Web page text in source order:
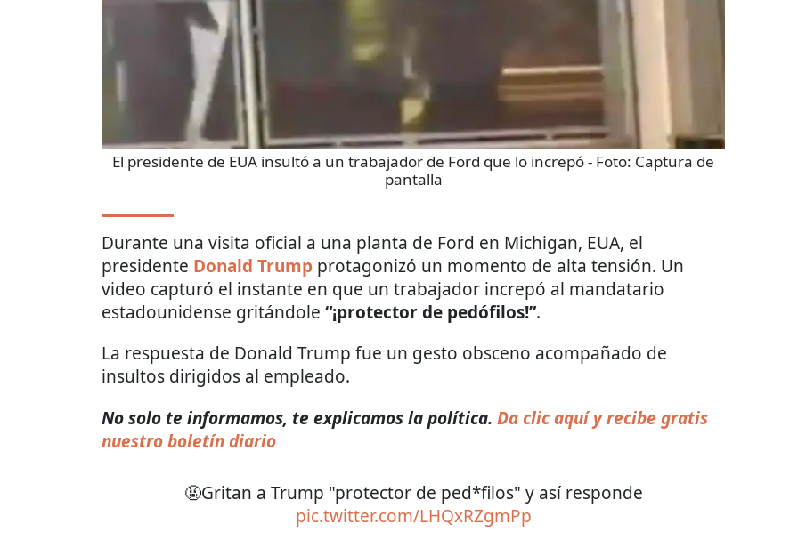
El presidente de EUA insultó a un trabajador de Ford que lo increpó- Foto: Captura de
pantalla
Durante una visita oficial a una planta de Ford en Michigan, EUA, el
presidente Donald Trump protagonizó un momento de alta tensión. Un
video capturó el instante en que un trabajador increpó al mandatario
estadounidense gritándole “¡protector de pedófilos!”.
La respuesta de Donald Trump fue un gesto obsceno acompañado de
insultos dirigidos al empleado.
No solo te informamos, te explicamos la política. Da clic aquí y recibe gratis
nuestro boletín diario
🤬Gritan a Trump "protector de ped*filos" y así responde
pic.twitter.com/LHQxRZgmPp